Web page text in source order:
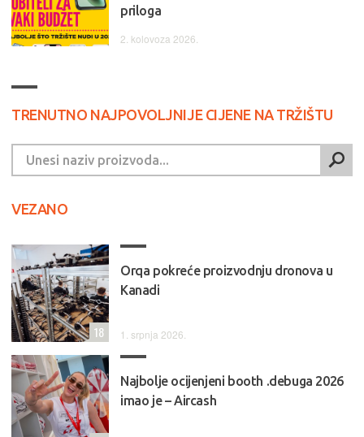
priloga
2. kolovoza 2026.
TRENUTNO NAJPOVOLJNIJE CIJENE NA TRŽIŠTU
VEZANO
Orqa pokreće proizvodnju dronova u
Kanadi
1. srpnja 2026.
18
Najbolje ocijenjeni booth .debuga 2026
imao je – Aircash